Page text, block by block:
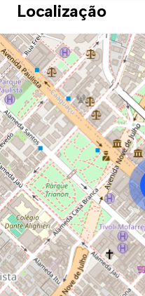
Localização